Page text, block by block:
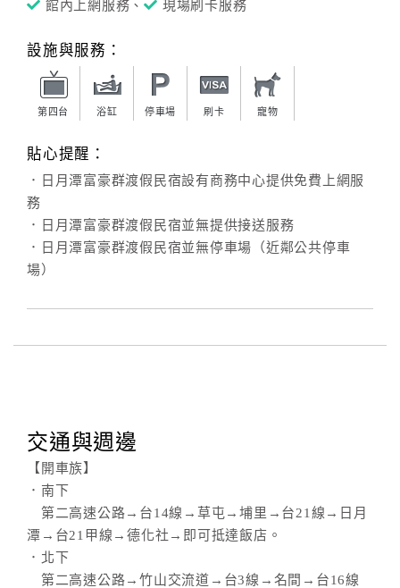
館內上網服務、 現場刷卡服務
設施與服務：
第四台 浴缸 停車場 刷卡 寵物
貼心提醒：
．日月潭富豪群渡假民宿設有商務中心提供免費上網服
務
．日月潭富豪群渡假民宿並無提供接送服務
．日月潭富豪群渡假民宿並無停車場（近鄰公共停車
場）
交通與週邊
【開車族】
．南下
第二高速公路→台14線→草屯→埔里→台21線→日月
潭→台21甲線→德化社→即可抵達飯店。
．北下
第二高速公路→竹山交流道→台3線→名間→台16線